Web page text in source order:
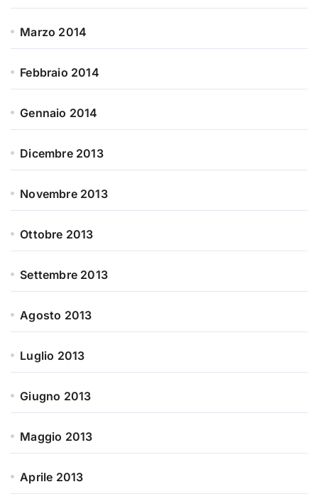
Marzo 2014
Febbraio 2014
Gennaio 2014
Dicembre 2013
Novembre 2013
Ottobre 2013
Settembre 2013
Agosto 2013
Luglio 2013
Giugno 2013
Maggio 2013
Aprile 2013